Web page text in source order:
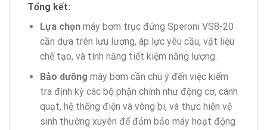
Tổng kết:
Lựa chọnmáy bơm trục đứng Speroni VS8-20
cần dựa trên lưu lượng, áp lực yêu cầu, vật liệu
chế tạo, và tính năng tiết kiệm năng lượng.
Bảo dưỡng máy bơm cần chú ý đến việc kiểm
tra định kỳ các bộ phận chính như động cơ, cánh
quạt, hệ thống điện và vòng bi, và thực hiện vệ
sinh thường xuyên để đảm bảo máy hoạt động